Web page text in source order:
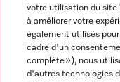
Miele sur Instagram
Miele sur
votre utilisation du site
à améliorer votre
également utilisés
cadre d'un
complète »), nous
d'autres technologies